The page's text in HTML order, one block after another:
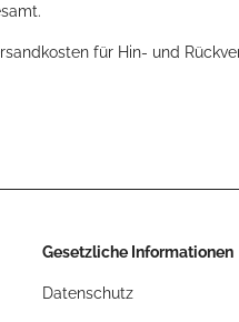
für Hin- und
Gesetzliche Informationen
Datenschutz